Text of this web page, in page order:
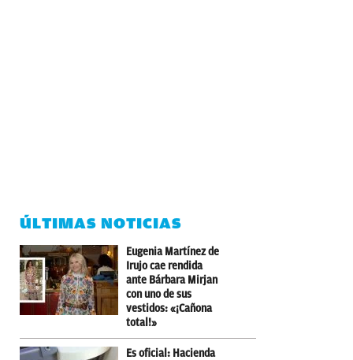
ÚLTIMAS NOTICIAS
Eugenia Martínez de
Irujo cae rendida
ante Bárbara Mirjan
con uno de sus
vestidos: «¡Cañona
total!»
Es oficial: Hacienda